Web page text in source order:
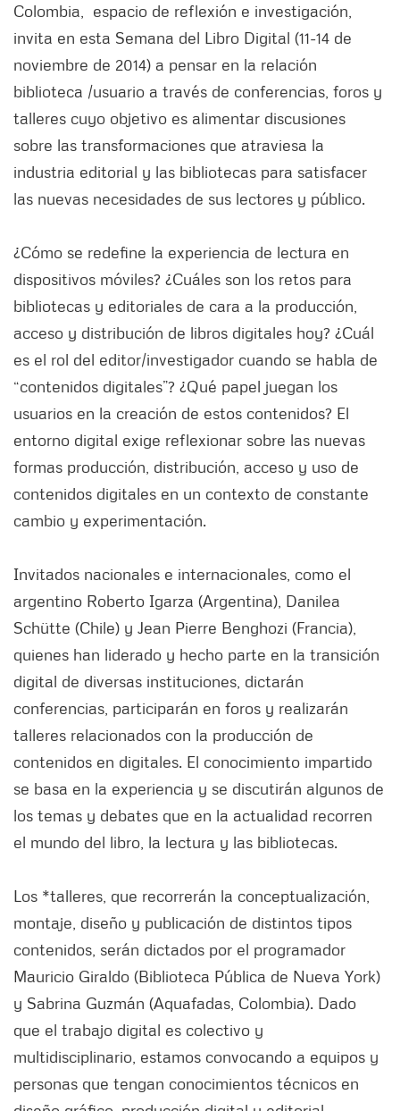
Colombia, espacio de reflexión e investigación,
invita en esta Semana del Libro Digital (11-14 de
noviembre de 2014) a pensar en la relación
biblioteca /usuario a través de conferencias, foros y
talleres cuyo objetivo es alimentar discusiones
sobre las transformaciones que atraviesa la
industria editorial y las bibliotecas para satisfacer
las nuevas necesidades de sus lectores y público.
¿Cómo se redefine la experiencia de lectura en
dispositivos móviles? ¿Cuáles son los retos para
bibliotecas y editoriales de cara a la producción,
acceso y distribución de libros digitales hoy? ¿Cuál
es el rol del editor/investigador cuando se habla de
“contenidos digitales”? ¿Qué papel juegan los
usuarios en la creación de estos contenidos? El
entorno digital exige reflexionar sobre las nuevas
formas producción, distribución, acceso y uso de
contenidos digitales en un contexto de constante
cambio y experimentación.
Invitados nacionales e internacionales, como el
argentino Roberto Igarza (Argentina), Danilea
Schütte (Chile) y Jean Pierre Benghozi (Francia),
quienes han liderado y hecho parte en la transición
digital de diversas instituciones, dictarán
conferencias, participarán en foros y realizarán
talleres relacionados con la producción de
contenidos en digitales. El conocimiento impartido
se basa en la experiencia y se discutirán algunos de
los temas y debates que en la actualidad recorren
el mundo del libro, la lectura y las bibliotecas.
Los *talleres, que recorrerán la conceptualización,
montaje, diseño y publicación de distintos tipos
contenidos, serán dictados por el programador
Mauricio Giraldo (Biblioteca Pública de Nueva York)
y Sabrina Guzmán (Aquafadas, Colombia). Dado
que el trabajo digital es colectivo y
multidisciplinario, estamos convocando a equipos y
personas que tengan conocimientos técnicos en